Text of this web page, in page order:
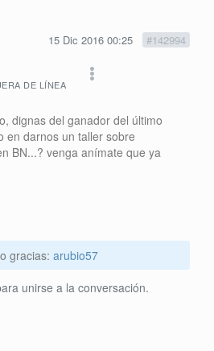
15 Dic 2016 00:25 #142994
DE LÍNEA
dignas del ganador del último
en darnos un taller sobre
BN...? venga anímate que ya
gracias: arubio57
unirse a la conversación.